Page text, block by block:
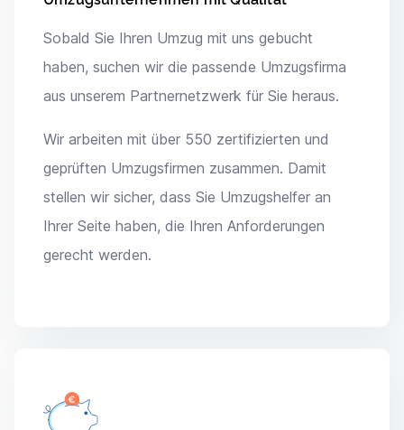
Sobald Sie Ihren Umzug mit uns gebucht
haben, suchen wir die passende Umzugsfirma
aus unserem Partnernetzwerk für Sie heraus.
Wir arbeiten mit über 550 zertifizierten und
geprüften Umzugsfirmen zusammen. Damit
stellen wir sicher, dass Sie Umzugshelfer an
Ihrer Seite haben, die Ihren Anforderungen
gerecht werden.